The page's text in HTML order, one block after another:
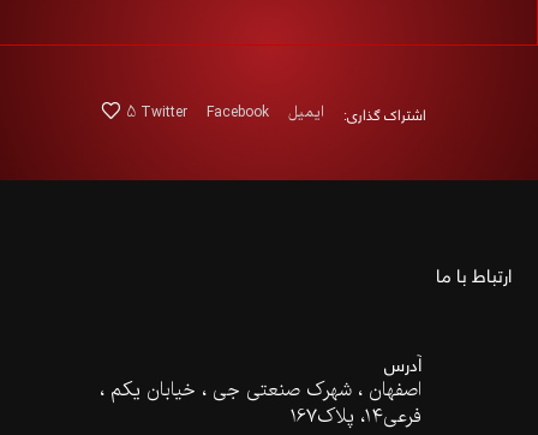
اشتراک گذاری: ایمیل Facebook
Twitter
5
ارتباط با ما
آدرس
اصفهان ، شهرک صنعتی جی ، خیابان یکم ،
فرعی۱۴، پلاک167